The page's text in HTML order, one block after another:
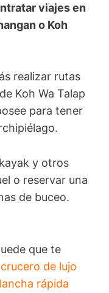
viajes en
o Koh
realizar rutas
Koh Wa Talap
para tener
y otros
o reservar una
de buceo.
que te
crucero de lujo
lancha rápida